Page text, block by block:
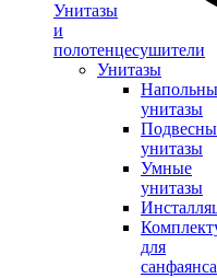
Унитазы
и
полотенцесушители
Унитазы
унитазы
унитазы
Умные
унитазы
для
санфаянса